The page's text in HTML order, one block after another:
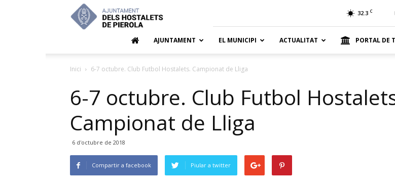
Hostalets
de
32.3 C
AJUNTAMENT EL MUNICIPI ACTUALITAT PORTAL DE
Inici 6-7 octubre. Club Futbol Hostalets. Campionat de Lliga
6-7 octubre. Club Futbol
Campionat de Lliga
6 d'octubre de 2018
Compartir a facebook Piular a twitter